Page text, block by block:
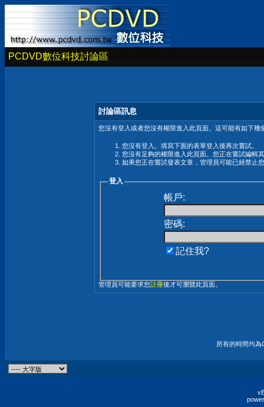
PCDVD數位科技討論區
討論區訊息
您沒有登入或者您沒有權限進入此頁面。這可能有如下幾
您沒有登入。填寫下面的表單登入後再次嘗試。
您沒有足夠的權限進入此頁面。您正在嘗試編輯
如果您正在嘗試發表文章，管理員可能已經禁止
登入
帳戶:
密碼:
記住我?
管理員可能要求您註冊後才可瀏覽此頁面。
所有的時間均為